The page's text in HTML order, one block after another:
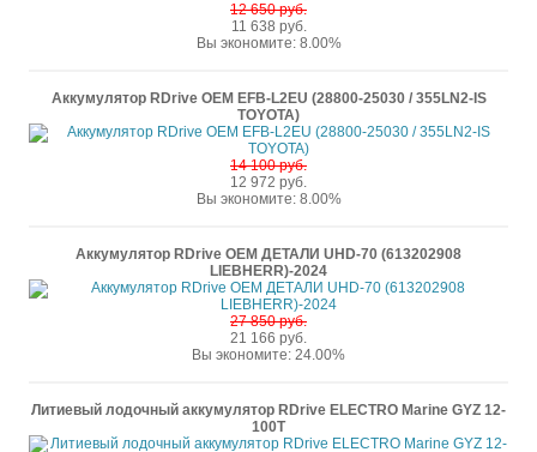
12 650 руб.
11 638 руб.
Вы экономите: 8.00%
Аккумулятор RDrive OEM EFB-L2EU (28800-25030 / 355LN2-IS
TOYOTA)
14 100 руб.
12 972 руб.
Вы экономите: 8.00%
Аккумулятор RDrive OEM ДЕТАЛИ UHD-70 (613202908
LIEBHERR)-2024
27 850 руб.
21 166 руб.
Вы экономите: 24.00%
Литиевый лодочный аккумулятор RDrive ELECTRO Marine GYZ 12-
100T